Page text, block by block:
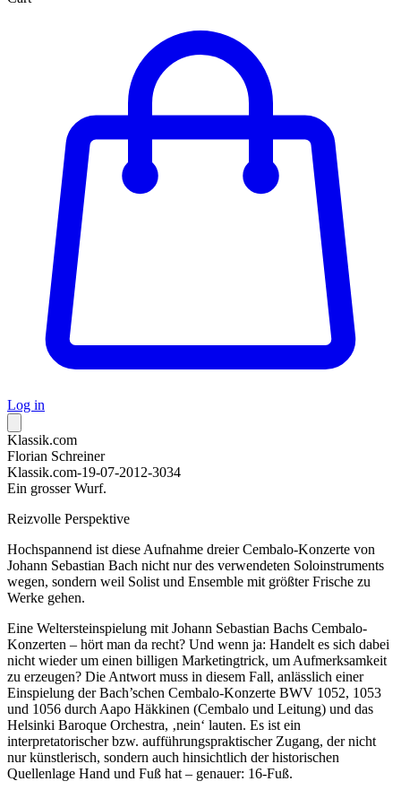
Log in
Klassik.com
Florian Schreiner
Klassik.com-19-07-2012-3034
Ein grosser Wurf.
Reizvolle Perspektive
Hochspannend ist diese Aufnahme dreier Cembalo-Konzerte von
Johann Sebastian Bach nicht nur des verwendeten Soloinstruments
wegen, sondern weil Solist und Ensemble mit größter Frische zu
Werke gehen.
Eine Weltersteinspielung mit Johann Sebastian Bachs Cembalo-
Konzerten – hört man da recht? Und wenn ja: Handelt es sich dabei
nicht wieder um einen billigen Marketingtrick, um Aufmerksamkeit
zu erzeugen? Die Antwort muss in diesem Fall, anlässlich einer
Einspielung der Bach’schen Cembalo-Konzerte BWV 1052, 1053
und 1056 durch Aapo Häkkinen (Cembalo und Leitung) und das
Helsinki Baroque Orchestra, ‚nein‘ lauten. Es ist ein
interpretatorischer bzw. aufführungspraktischer Zugang, der nicht
nur künstlerisch, sondern auch hinsichtlich der historischen
Quellenlage Hand und Fuß hat – genauer: 16-Fuß.